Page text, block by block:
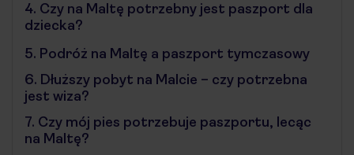
4. Czy na Maltę potrzebny jest paszport dla
dziecka?
5. Podróż na Maltę a paszport tymczasowy
6. Dłuższy pobyt na Malcie – czy potrzebna
jest wiza?
7. Czy mój pies potrzebuje paszportu, lecąc
na Maltę?